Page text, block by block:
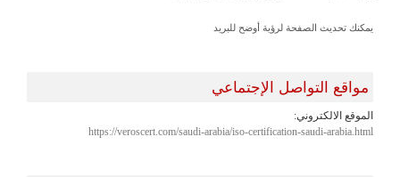
يمكنك تحديث الصفحة لرؤية أوضح للبريد
مواقع التواصل الإجتماعي
الموقع الالكتروني:
https://veroscert.com/saudi-arabia/iso-certification-saudi-arabia.html